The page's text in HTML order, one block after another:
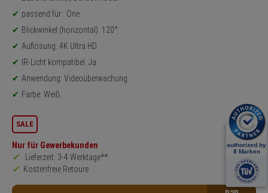
passend für : One
Blickwinkel (horizontal): 120°
Auflösung: 4K Ultra HD
IR-Licht kompatibel: Ja
Anwendung: Videoüberwachung
Farbe: Weiß
SALE
Nur für Gewerbekunden
Lieferzeit: 3-4 Werktage**
Kostenfreie Retoure